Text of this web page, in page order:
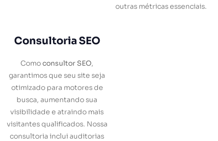
outras métricas essenciais.
Consultoria SEO
Comoconsultor SEO,
garantimos que seu site seja
otimizado para motores de
busca, aumentando sua
visibilidade e atraindo mais
visitantes qualificados. Nossa
consultoria inclui auditorias